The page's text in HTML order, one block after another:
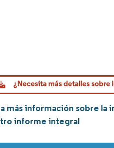
más información sobre la
informe integral